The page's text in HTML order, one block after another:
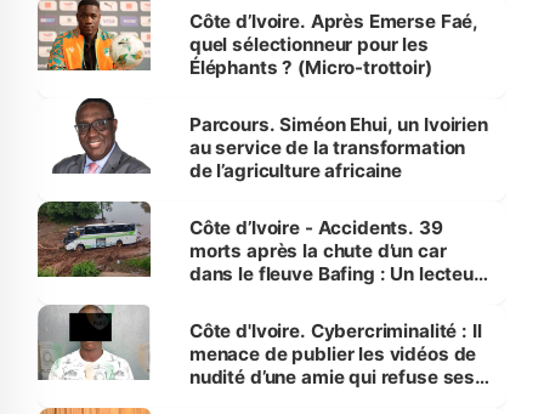
Côte d’Ivoire. Après Emerse Faé,
quel sélectionneur pour les
Éléphants ? (Micro-trottoir)
Parcours. Siméon Ehui, un Ivoirien
au service de la transformation
de l’agriculture africaine
Côte d’Ivoire - Accidents. 39
morts après la chute d’un car
dans le fleuve Bafing : Un lecteur
des Transports
Côte d'Ivoire. Cybercriminalité : Il
menace de publier les vidéos de
nudité d’une amie qui refuse ses